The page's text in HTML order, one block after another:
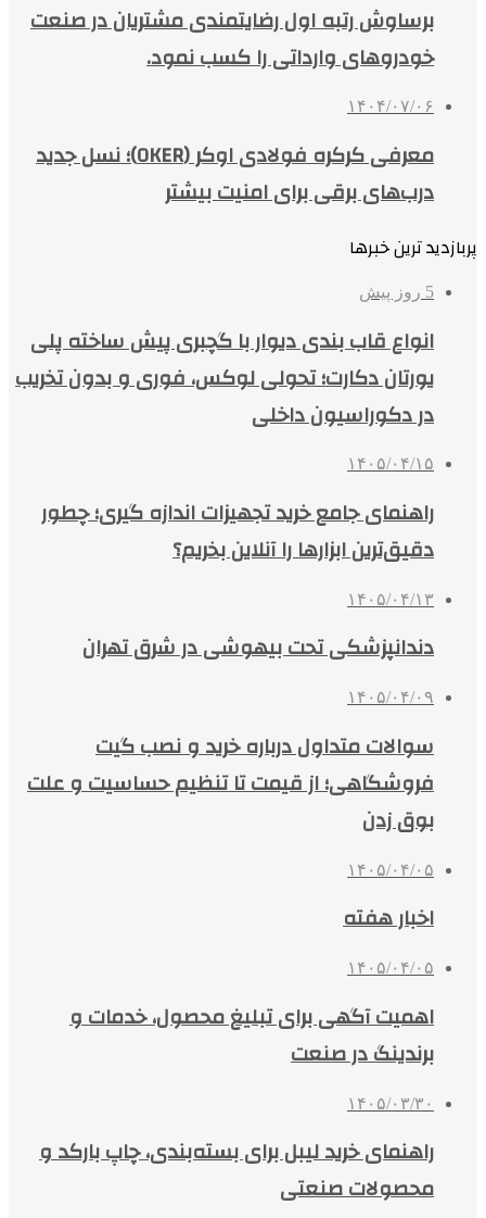
برساوش رتبه اول رضایتمندی مشتریان در صنعت
خودروهای وارداتی را کسب نمود.
۱۴۰۴/۰۷/۰۶
معرفی کرکره فولادی اوکر (OKER)؛ نسل جدید
درب‌های برقی برای امنیت بیشتر
پربازدید ترین خبرها
5 روز پیش
انواع قاب بندی دیوار با گچبری پیش ساخته پلی
یورتان دکارت؛ تحولی لوکس، فوری و بدون تخریب
در دکوراسیون داخلی
۱۴۰۵/۰۴/۱۵
راهنمای جامع خرید تجهیزات اندازه گیری؛ چطور
دقیق‌ترین ابزارها را آنلاین بخریم؟
۱۴۰۵/۰۴/۱۳
دندانپزشکی تحت بیهوشی در شرق تهران
۱۴۰۵/۰۴/۰۹
سوالات متداول درباره خرید و نصب گیت
فروشگاهی؛ از قیمت تا تنظیم حساسیت و علت
بوق زدن
۱۴۰۵/۰۴/۰۵
اخبار هفته
۱۴۰۵/۰۴/۰۵
اهمیت آگهی برای تبلیغ محصول، خدمات و
برندینگ در صنعت
۱۴۰۵/۰۳/۳۰
راهنمای خرید لیبل برای بسته‌بندی، چاپ بارکد و
محصولات صنعتی